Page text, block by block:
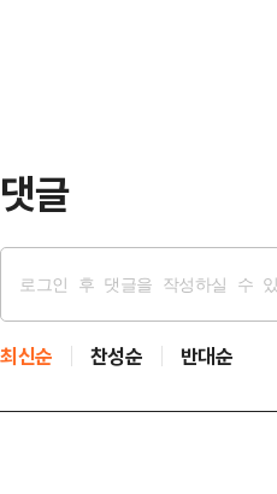
댓글
최신순 찬성순 반대순